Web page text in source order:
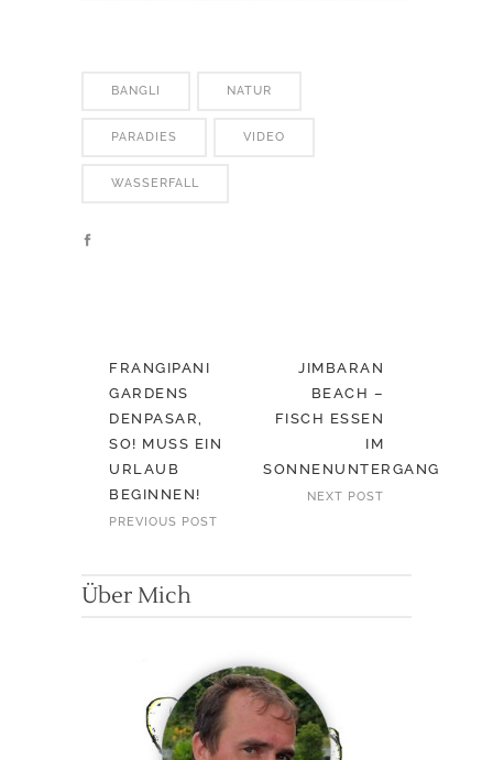
BANGLI NATUR
PARADIES VIDEO
WASSERFALL
FRANGIPANI
GARDENS
DENPASAR,
SO! MUSS EIN
URLAUB
BEGINNEN!
PREVIOUS POST
JIMBARAN
BEACH –
FISCH ESSEN
IM
SONNENUNTERGANG
NEXT POST
Über Mich